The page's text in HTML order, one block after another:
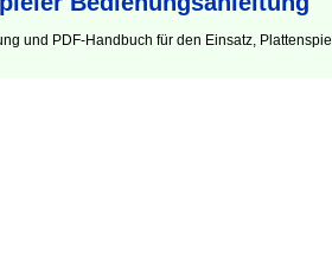
und PDF-Handbuch für den Einsatz,